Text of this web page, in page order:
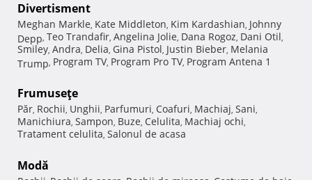
Divertisment
Meghan Markle, Kate Middleton, Kim Kardashian, Johnny
Depp, Teo Trandafir, Angelina Jolie, Dana Rogoz, Dani Otil,
Smiley, Andra, Delia, Gina Pistol, Justin Bieber, Melania
Trump, Program TV, Program Pro TV, Program Antena 1
Frumuseţe
Păr, Rochii, Unghii, Parfumuri, Coafuri, Machiaj, Sani,
Manichiura, Sampon, Buze, Celulita, Machiaj ochi,
Tratament celulita, Salonul de acasa
Modă